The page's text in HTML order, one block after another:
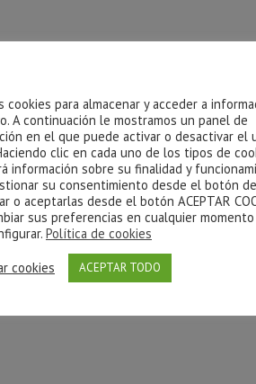
cookies para almacenar y acceder a
A continuación le mostramos un panel de
en el que puede activar o desactivar el
clic en cada uno de los tipos de
información sobre su finalidad y
su consentimiento desde el botón
o aceptarlas desde el botón ACEPTAR
sus preferencias en cualquier
Política de cookies
cookies
ACEPTAR TODO